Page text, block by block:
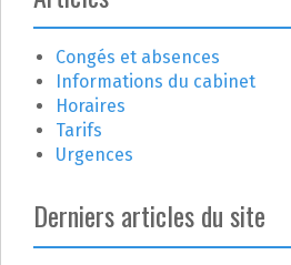
c
l
e
Congés et absences
Informations du cabinet
Horaires
Tarifs
Urgences
Derniers articles du site